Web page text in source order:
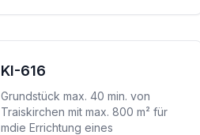
KI-616
Grundstück max. 40 min. von
Traiskirchen mit max. 800 m² für
mdie Errichtung eines